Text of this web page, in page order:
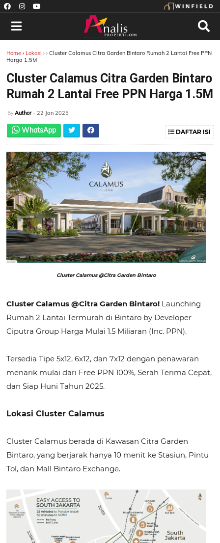
Home › Lokasi › › Cluster Calamus Citra Garden Bintaro Rumah 2 Lantai Free PPN
Harga 1.5M
Cluster Calamus Citra Garden Bintaro
Rumah 2 Lantai Free PPN Harga 1.5M
By Author - 22 Jan 2025
WhatsApp DAFTAR ISI
Cluster Calamus @Citra Garden Bintaro
Cluster Calamus @Citra Garden Bintaro! Launching
Rumah 2 Lantai Termurah di Bintaro by Developer
Ciputra Group Harga Mulai 1.5 Miliaran (Inc. PPN).
Tersedia Tipe 5x12, 6x12, dan 7x12 dengan penawaran
menarik mulai dari Free PPN 100%, Serah Terima Cepat,
dan Siap Huni Tahun 2025.
Lokasi Cluster Calamus
Cluster Calamus berada di Kawasan Citra Garden
Bintaro, yang berjarak hanya 10 menit ke Stasiun, Pintu
Tol, dan Mall Bintaro Exchange.